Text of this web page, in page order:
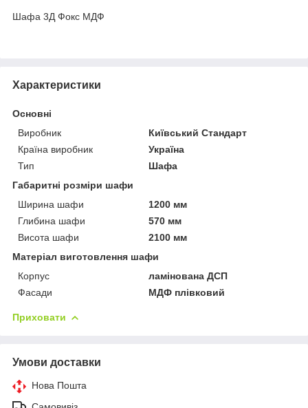
Шафа 3Д Фокс МДФ
Характеристики
Основні
Виробник
Київський Стандарт
Країна виробник
Україна
Тип
Шафа
Габаритні розміри шафи
Ширина шафи
1200 мм
Глибина шафи
570 мм
Висота шафи
2100 мм
Матеріал виготовлення шафи
Корпус
ламінована ДСП
Фасади
МДФ плівковий
Приховати
Умови доставки
Нова Пошта